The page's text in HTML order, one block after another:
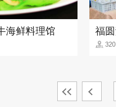
海鲜料理馆 福